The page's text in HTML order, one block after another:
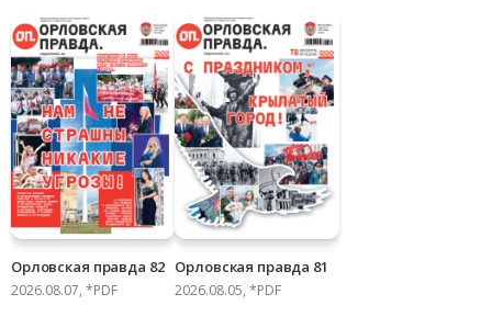
Орловская правда 82
2026.08.07, *PDF
Орловская правда 81
2026.08.05, *PDF